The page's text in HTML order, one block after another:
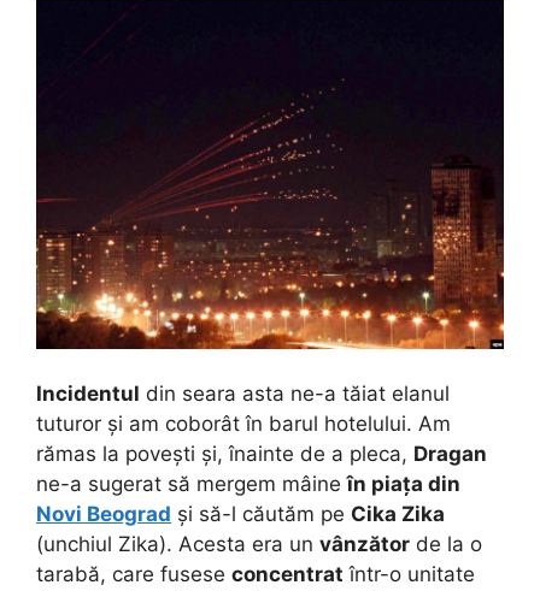
Incidentul din seara asta ne-a tăiat elanul
tuturor și am coborât în barul hotelului. Am
rămas la povești și, înainte de a pleca, Dragan
ne-a sugerat să mergem mâineîn piața din
Novi Beograd și să-l căutăm pe Cika Zika
(unchiul Zika). Acesta era un vânzător de la o
tarabă, care fusese concentrat într-o unitate